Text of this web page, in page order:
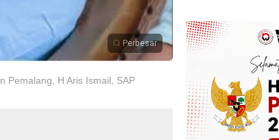
Perbesar
Pemalang, H Aris Ismail, SAP